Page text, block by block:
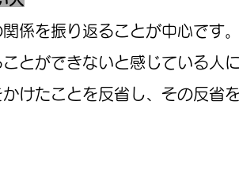
係を振り返ることが中心です
とができないと感じている人
けたことを反省し、その反省